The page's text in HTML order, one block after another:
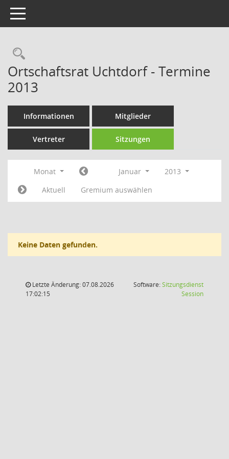
Toggle navigation
Rechercheauswahl
Ortschaftsrat Uchtdorf - Termine
2013
Informationen Mitglieder
Vertreter Sitzungen
Monat Januar
2013
Aktuell
Gremium auswählen
Keine Daten gefunden.
Letzte Änderung: 07.08.2026
17:02:15
Software:Sitzungsdienst
Session(Wird in